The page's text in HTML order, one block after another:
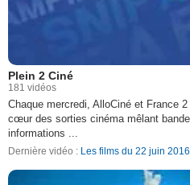
Plein 2 Ciné
181 vidéos
Chaque mercredi, AlloCiné et France
cœur des sorties cinéma mêlant
informations ...
Dernière vidéo : Les films du 22 juin 2016